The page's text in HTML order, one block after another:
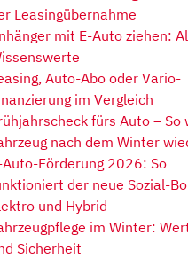
Leasingübernahme
mit E-Auto ziehen:
Auto-Abo oder Vario-
im Vergleich
fürs Auto – So
nach dem Winter
Auto-Förderung 2026: So
der neue Sozial-
und Hybrid
im Winter:
Sicherheit